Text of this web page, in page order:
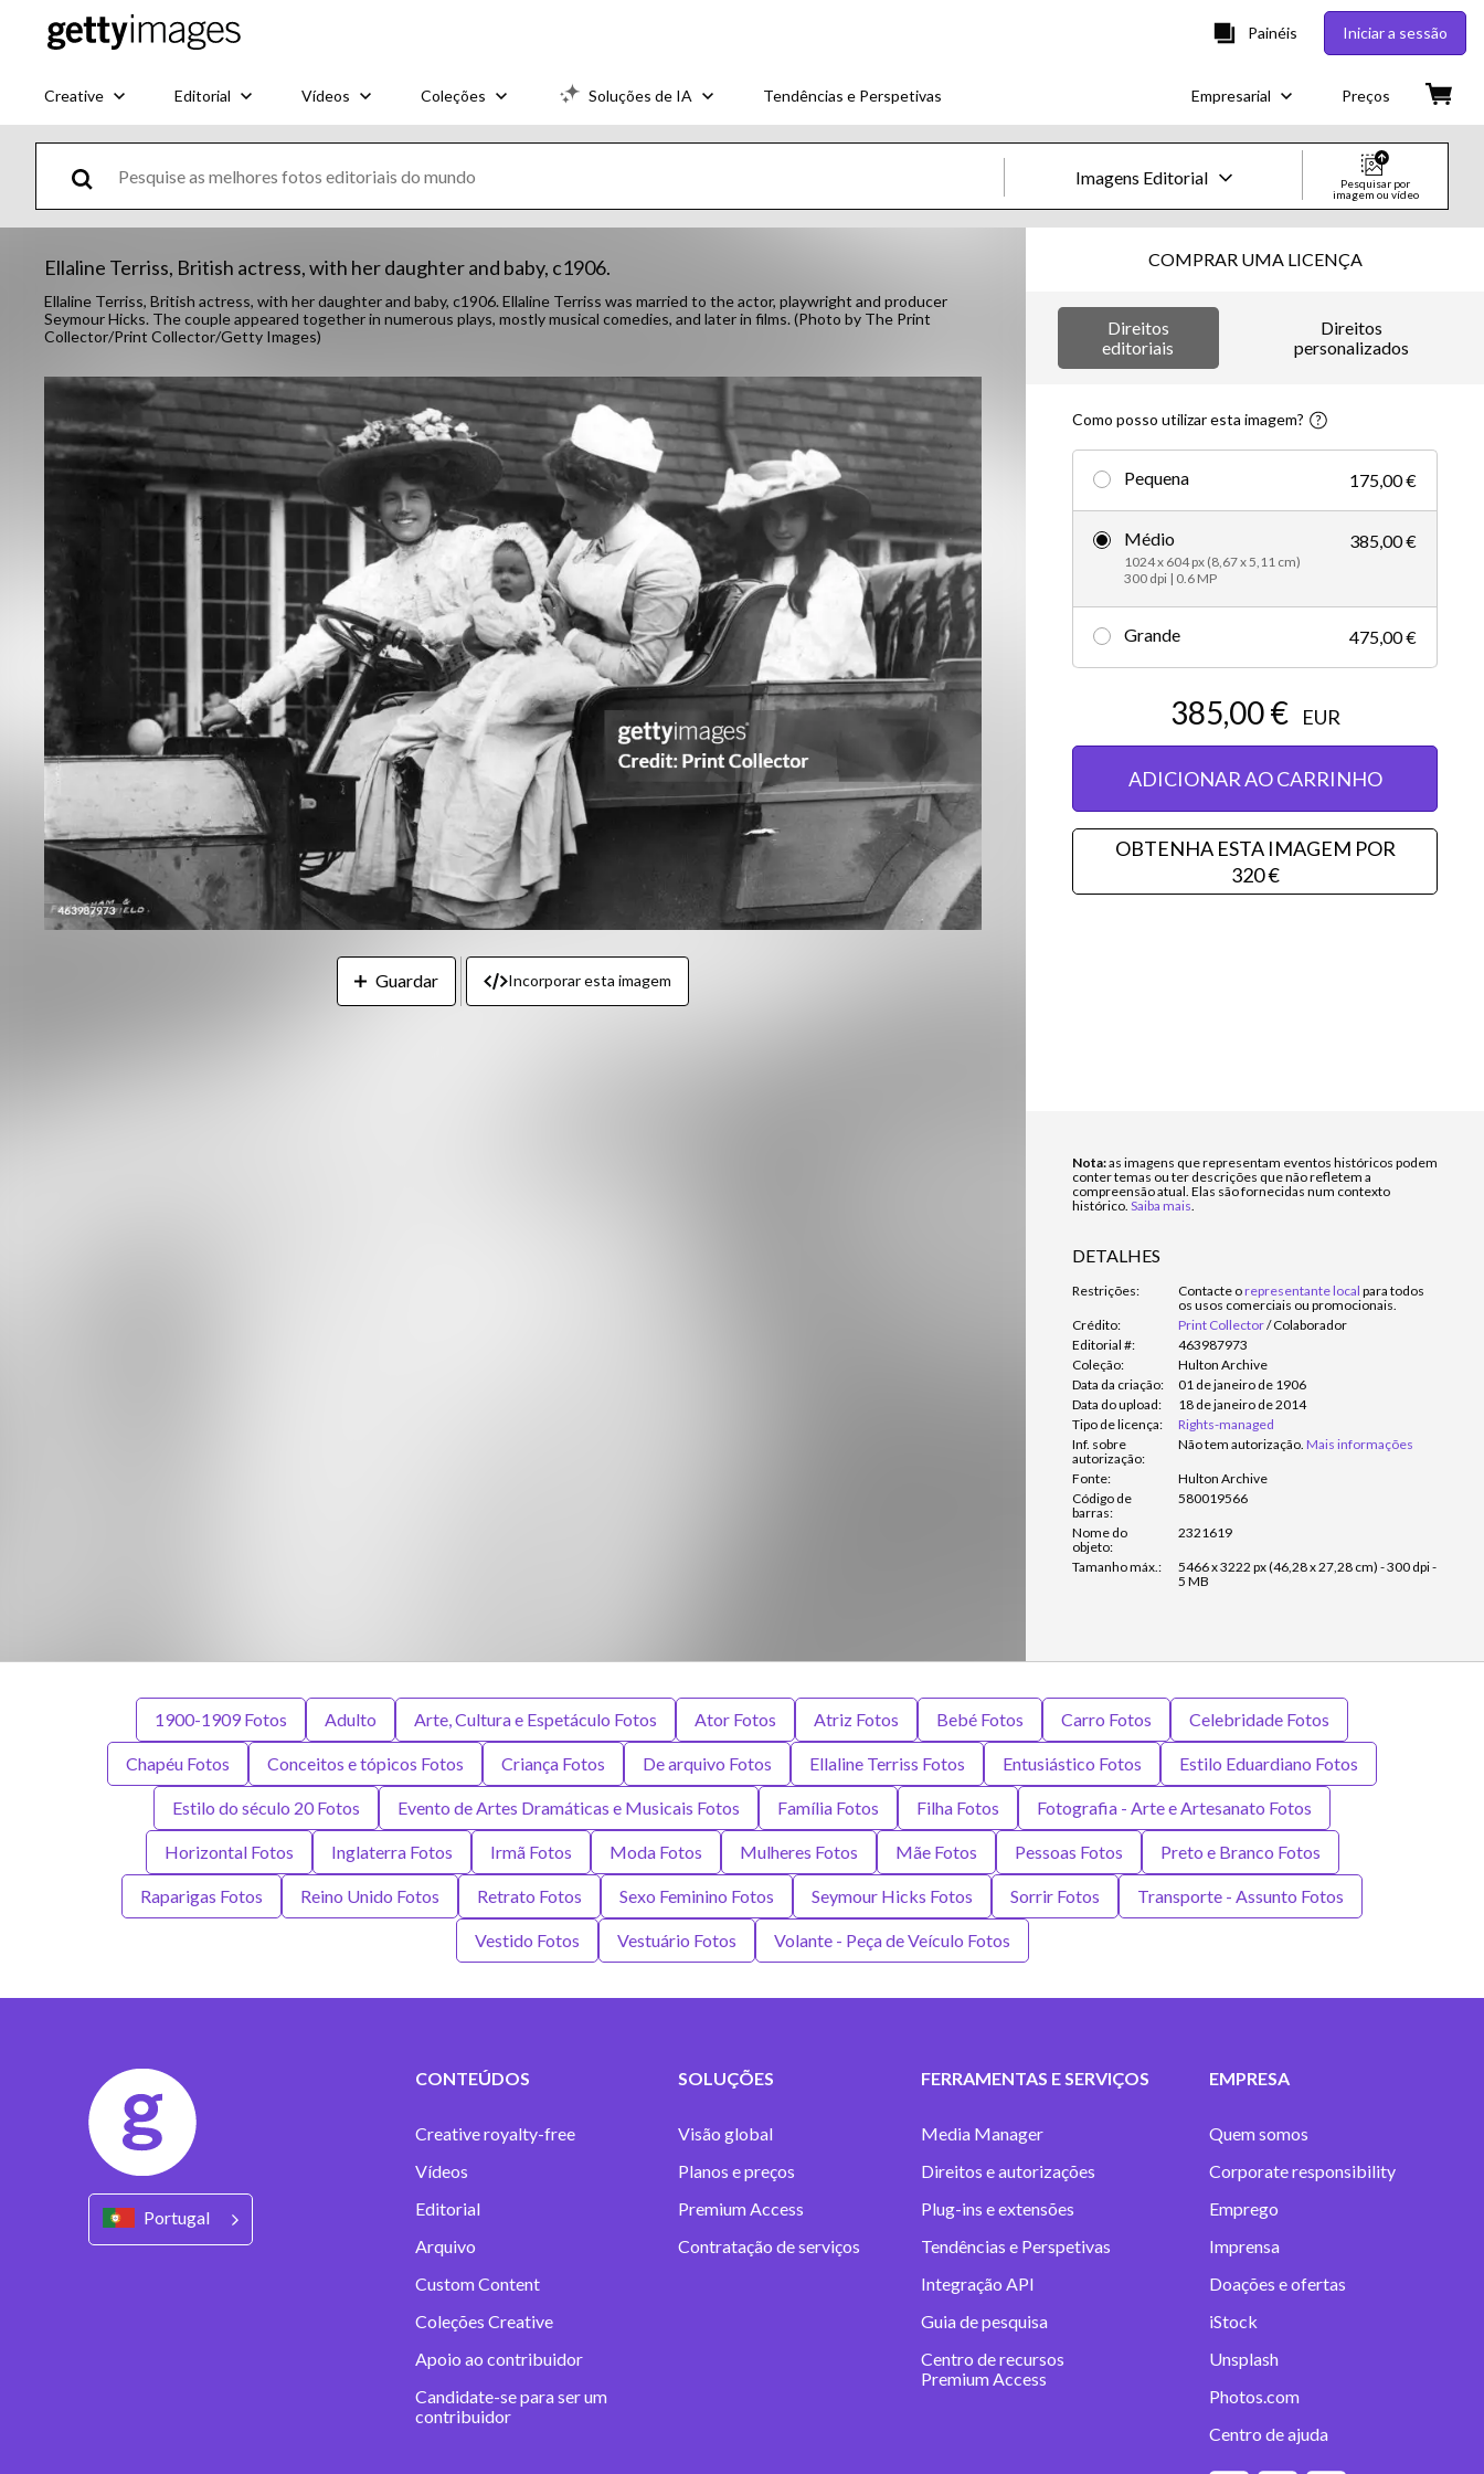
Painéis Iniciar a sessão
Creative Editorial Vídeos Coleções Soluções de IA Tendências e Perspetivas Empresarial Preços
Imagens Editorial
Imagens
Creative
Vídeos
Creative
Pesquisar por
imagem ou vídeo
Ellaline Terriss, British actress, with her daughter and baby, c1906.
Ellaline Terriss, British actress, with her daughter and baby, c1906. Ellaline Terriss was married to the actor, playwright and producer
Seymour Hicks. The couple appeared together in numerous plays, mostly musical comedies, and later in films. (Photo by The Print
Collector/Print Collector/Getty Images)
Guardar Incorporar esta imagem
COMPRAR UMA LICENÇA
Direitos
editoriais
Direitos
personalizados
Como posso utilizar esta imagem?
Pequena 175,00 €
Médio
1024 x 604 px (8,67 x 5,11 cm)
300 dpi | 0.6 MP
385,00 €
Grande 475,00 €
385,00 € EUR
ADICIONAR AO CARRINHO
OBTENHA ESTA IMAGEM POR
320 €
Nota:as imagens que representam eventos históricos podem
conter temas ou ter descrições que não refletem a
compreensão atual. Elas são fornecidas num contexto
histórico. Saiba mais.
DETALHES
Restrições: Contacte orepresentante local para todos
os usos comerciais ou promocionais.
Crédito:
Print Collector/Colaborador
Editorial #:
463987973
Coleção:
Hulton Archive
Data da criação:
01 de janeiro de 1906
Data do upload:
18 de janeiro de 2014
Tipo de licença:
Rights-managed
Inf. sobre
autorização:
Não tem autorização. Mais informações
Fonte:
Hulton Archive
Código de
barras:
580019566
Nome do
objeto:
2321619
Tamanho máx.:
5466 x 3222 px (46,28 x 27,28 cm) - 300 dpi -
5 MB
1900-1909 Fotos Adulto Arte, Cultura e Espetáculo Fotos Ator Fotos Atriz Fotos Bebé Fotos Carro Fotos Celebridade Fotos
Chapéu Fotos Conceitos e tópicos Fotos Criança Fotos De arquivo Fotos Ellaline Terriss Fotos Entusiástico Fotos Estilo Eduardiano Fotos
Estilo do século 20 Fotos Evento de Artes Dramáticas e Musicais Fotos Família Fotos Filha Fotos Fotografia - Arte e Artesanato Fotos
Horizontal Fotos Inglaterra Fotos Irmã Fotos Moda Fotos Mulheres Fotos Mãe Fotos Pessoas Fotos Preto e Branco Fotos
Raparigas Fotos Reino Unido Fotos Retrato Fotos Sexo Feminino Fotos Seymour Hicks Fotos Sorrir Fotos Transporte - Assunto Fotos
Vestido Fotos Vestuário Fotos Volante - Peça de Veículo Fotos
Portugal
CONTEÚDOS
Creative royalty-free
Vídeos
Editorial
Arquivo
Custom Content
Coleções Creative
Apoio ao contribuidor
Candidate-se para ser um
contribuidor
SOLUÇÕES
Visão global
Planos e preços
Premium Access
Contratação de serviços
FERRAMENTAS E SERVIÇOS
Media Manager
Direitos e autorizações
Plug-ins e extensões
Tendências e Perspetivas
Integração API
Guia de pesquisa
Centro de recursos
Premium Access
EMPRESA
Quem somos
Corporate responsibility
Emprego
Imprensa
Doações e ofertas
iStock
Unsplash
Photos.com
Centro de ajuda